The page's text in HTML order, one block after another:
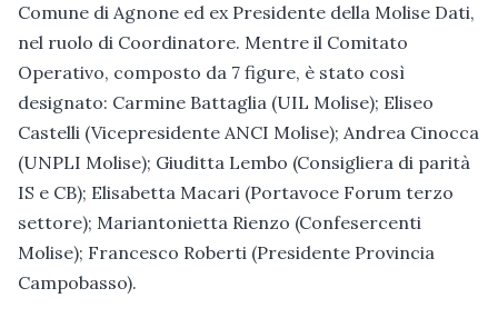
Comune di Agnone ed ex Presidente della Molise Dati,
nel ruolo di Coordinatore. Mentre il Comitato
Operativo, composto da 7 figure, è stato così
designato: Carmine Battaglia (UIL Molise); Eliseo
Castelli (Vicepresidente ANCI Molise); Andrea Cinocca
(UNPLI Molise); Giuditta Lembo (Consigliera di parità
IS e CB); Elisabetta Macari (Portavoce Forum terzo
settore); Mariantonietta Rienzo (Confesercenti
Molise); Francesco Roberti (Presidente Provincia
Campobasso).